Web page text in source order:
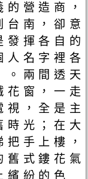
營造商，
台南，卻意
發揮各自的
人名字裡各
。兩間透天
花窗，一走
視，全是主
時光；在大
手上樓，
舊式鏤花氣
繽紛的色